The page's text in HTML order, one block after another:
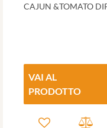
CAJUN &TOMATO
VAI AL
PRODOTTO